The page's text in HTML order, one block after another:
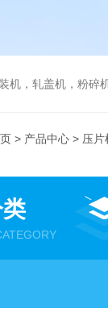
，轧盖机，粉碎机，混合机，颗
> 产品中心 > 压片